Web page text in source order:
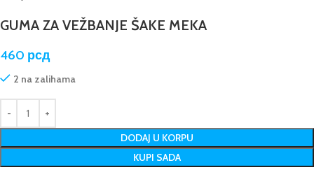
GUMA ZA VEŽBANJE ŠAKE MEKA
460 рсд
2 na zalihama
DODAJ U KORPU
KUPI SADA